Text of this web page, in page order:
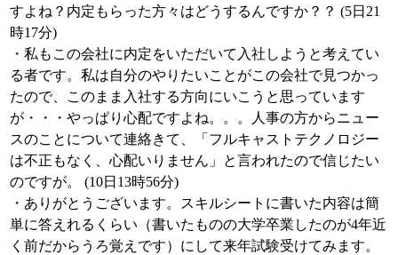
すよね？内定もらった方々はどうするんですか？？ (5日21
時17分)
・私もこの会社に内定をいただいて入社しようと考えてい
る者です。私は自分のやりたいことがこの会社で見つかっ
たので、このまま入社する方向にいこうと思っています
が・・・やっぱり心配ですよね。。。人事の方からニュー
スのことについて連絡きて、「フルキャストテクノロジー
は不正もなく、心配いりません」と言われたので信じたい
のですが。 (10日13時56分)
・ありがとうございます。スキルシートに書いた内容は簡
単に答えれるくらい（書いたものの大学卒業したのが4年近
く前だからうろ覚えです）にして来年試験受けてみます。